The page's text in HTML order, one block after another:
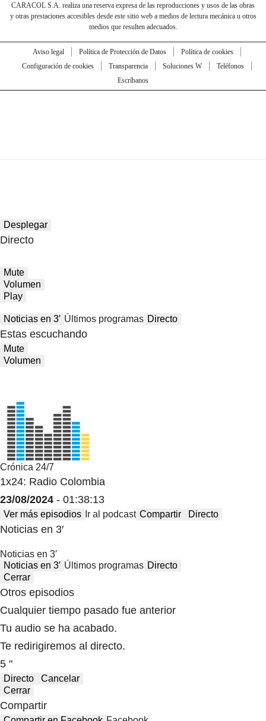
CARACOL S.A. realiza una reserva expresa de las reproducciones y usos de las obras
y otras prestaciones accesibles desde este sitio web a medios de lectura mecánica u otros
medios que resulten adecuados.
Aviso legal Política de Protección de Datos
Política de cookies
Configuración de cookies
Transparencia Soluciones W
Teléfonos
Escríbanos
Desplegar
Directo
Mute
Volumen
Play
Noticias en 3′ Últimos programas Directo
Estas escuchando
Mute
Volumen
Crónica 24/7
1x24: Radio Colombia
23/08/2024 - 01:38:13
Ver más episodios Ir al podcast Compartir Directo
Noticias en 3′
Noticias en 3′
Noticias en 3′ Últimos programas Directo
Cerrar
Otros episodios
Cualquier tiempo pasado fue anterior
Tu audio se ha acabado.
Te redirigiremos al directo.
5 "
Directo
Cancelar
Cerrar
Compartir